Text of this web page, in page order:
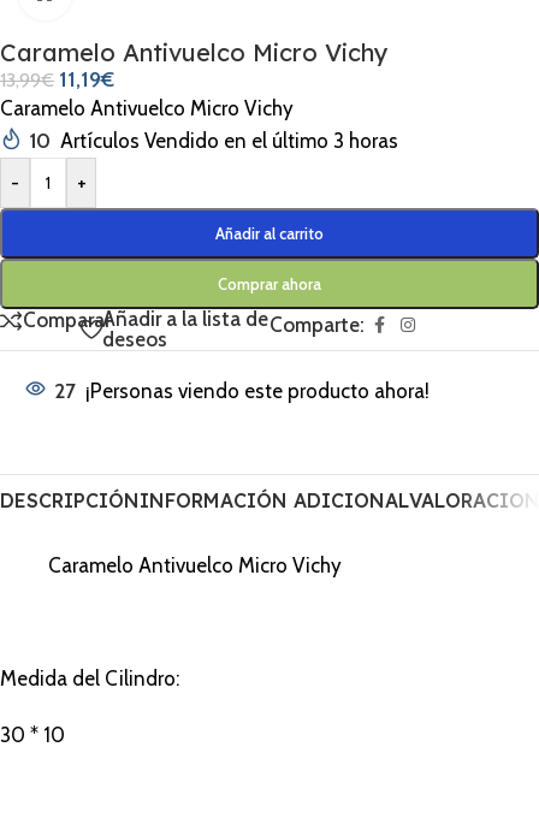
Caramelo Antivuelco Micro Vichy
13,99€ 11,19€
Caramelo Antivuelco Micro Vichy
10 Artículos Vendido en el último 3 horas
-
+
Añadir al carrito
Comprar ahora
CompararAñadir a la lista de
deseos
Comparte:
27 ¡Personas viendo este producto ahora!
DESCRIPCIÓNINFORMACIÓN ADICIONAL
Caramelo Antivuelco Micro Vichy
Medida del Cilindro:
30 * 10